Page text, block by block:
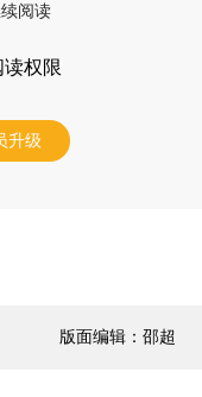
阅读
读权限
升级
版面编辑：邵超